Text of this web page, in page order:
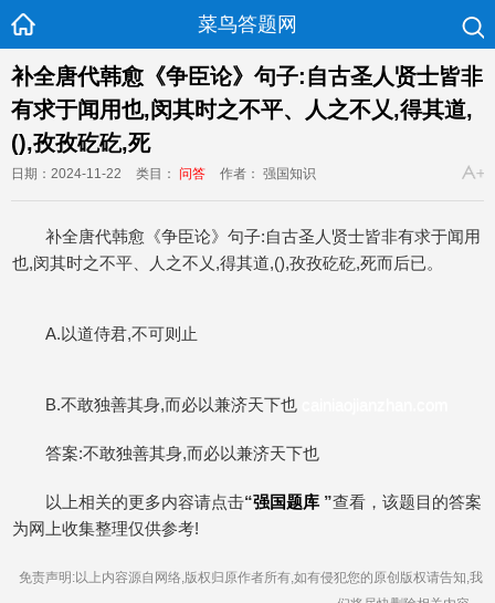
菜鸟答题网
补全唐代韩愈《争臣论》句子:自古圣人贤士皆非
有求于闻用也,闵其时之不平、人之不乂,得其道,
(),孜孜矻矻,死
日期：2024-11-22 类目： 问答 作者： 强国知识
补全唐代韩愈《争臣论》句子:自古圣人贤士皆非有求于闻用
也,闵其时之不平、人之不乂,得其道,(),孜孜矻矻,死而后已。
A.以道侍君,不可则止
B.不敢独善其身,而必以兼济天下也
答案:不敢独善其身,而必以兼济天下也
以上相关的更多内容请点击“强国题库 ”查看，该题目的答案
为网上收集整理仅供参考!
免责声明:以上内容源自网络,版权归原作者所有,如有侵犯您的原创版权请告知,我